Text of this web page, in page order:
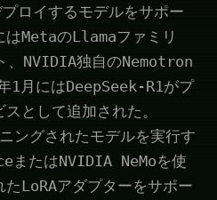
ロイするモデルをサポー
はMetaのLlamaファミリ
NVIDIA独自のNemotron
1月にはDeepSeek-R1がプ
として追加された。
グされたモデルを実行す
またはNVIDIA NeMoを使
LoRAアダプターをサポー